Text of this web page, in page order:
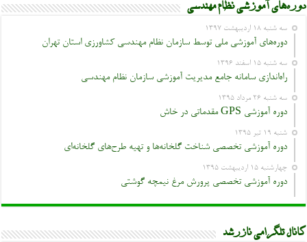
دوره‌های آموزشی نظام مهندسی
سه شنبه ۱۸ اردیبهشت ۱۳۹۷
دوره‌های آموزشی ملی توسط سازمان نظام مهندسی کشاورزی استان تهران
سه شنبه ۱۵ اسفند ۱۳۹۶
راه‌اندازی سامانه جامع مدیریت آموزشی سازمان نظام مهندسی
سه شنبه ۲۶ مرداد ۱۳۹۵
دوره آموزشی GPS مقدماتی در خاش
شنبه ۱۹ تیر ۱۳۹۵
دوره آموزشی تخصصی شناخت گلخانه‌ها و تهیه طرح‌های گلخانه‌ای
چهارشنبه ۱۵ اردیبهشت ۱۳۹۵
دوره آموزشی تخصصی پرورش مرغ نیمچه گوشتی
کانال تلگرامی نازرشد